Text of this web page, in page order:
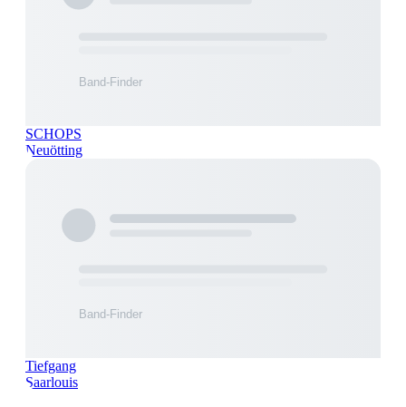
SCHOPS
Neuötting
Tiefgang
Saarlouis